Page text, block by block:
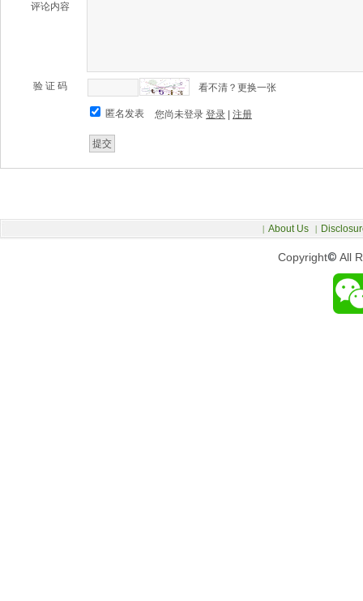
评论内容
验 证 码 看不清？更换一张
匿名发表 您尚未登录 登录 注册
Copyright© All
| About Us |